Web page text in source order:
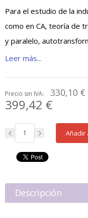
Para el estudio de la
como en CA, teoría de
y paralelo,
Leer más...
Precio sin IVA: 330,10 €
399,42 €
Añadir
Descripción